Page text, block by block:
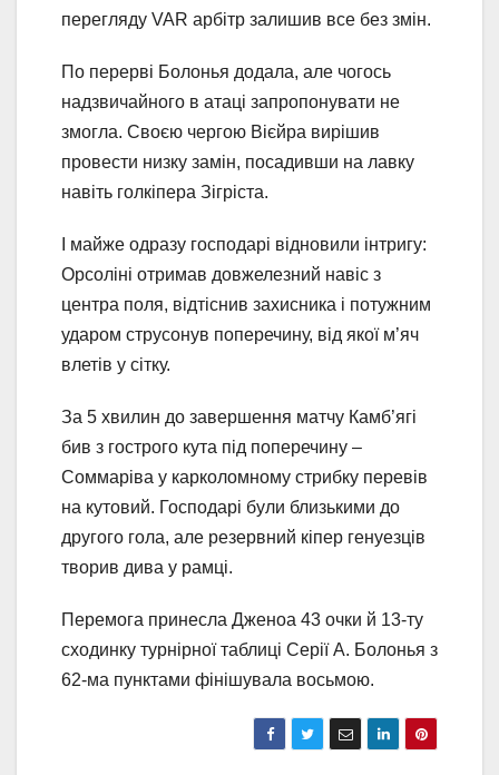
перегляду VAR арбітр залишив все без змін.
По перерві Болонья додала, але чогось
надзвичайного в атаці запропонувати не
змогла. Своєю чергою Вієйра вирішив
провести низку замін, посадивши на лавку
навіть голкіпера Зігріста.
І майже одразу господарі відновили інтригу:
Орсоліні отримав довжелезний навіс з
центра поля, відтіснив захисника і потужним
ударом струсонув поперечину, від якої м’яч
влетів у сітку.
За 5 хвилин до завершення матчу Камб’ягі
бив з гострого кута під поперечину –
Соммаріва у карколомному стрибку перевів
на кутовий. Господарі були близькими до
другого гола, але резервний кіпер генуезців
творив дива у рамці.
Перемога принесла Дженоа 43 очки й 13-ту
сходинку турнірної таблиці Серії А. Болонья з
62-ма пунктами фінішувала восьмою.